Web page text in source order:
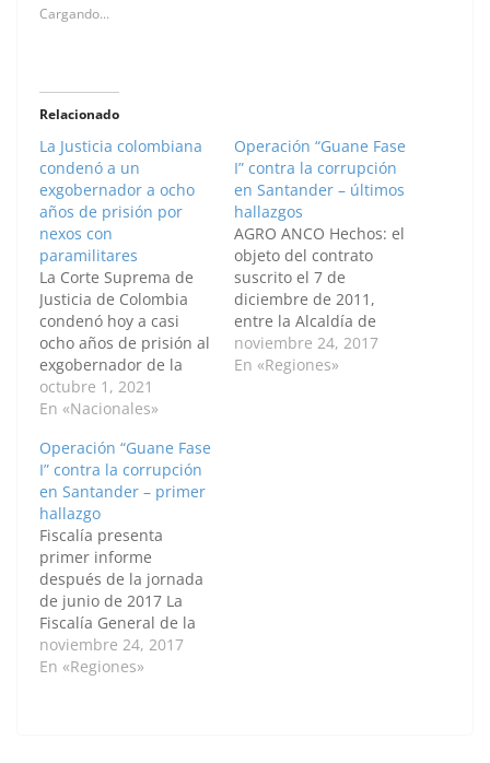
Cargando...
Relacionado
La Justicia colombiana
condenó a un
exgobernador a ocho
años de prisión por
nexos con
paramilitares
La Corte Suprema de
Justicia de Colombia
condenó hoy a casi
ocho años de prisión al
exgobernador de la
provincia colombiana
de Antioquia y
Ramos por asociación
con grupos
paramilitares entre
2001 y 2007, quedando
también inhabilitado
para ejercer cualquier
cargo público Ramos
fue declarado culpable
por…
octubre 1, 2021
En «Nacionales»
Operación “Guane Fase
I” contra la corrupción
en Santander – últimos
hallazgos
AGRO ANCO Hechos: el
objeto del contrato
suscrito el 7 de
diciembre de 2011,
entre la Alcaldía de
Bucaramanga y Agro
Anco, era el de brindar
noviembre 24, 2017
En «Regiones»
Operación “Guane Fase
I” contra la corrupción
en Santander – primer
hallazgo
Fiscalía presenta
primer informe
después de la jornada
de junio de 2017 La
Fiscalía General de la
Nación asumió un
compromiso con la
noviembre 24, 2017
En «Regiones»